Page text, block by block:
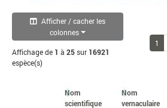
Afficher / cacher les
colonnes
Affichage de 1 à 25sur 16921
espèce(s)
1
Nom
scientifique
Nom
vernaculaire